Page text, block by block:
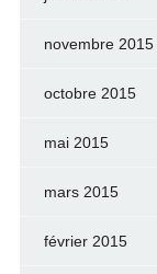
novembre 2015
octobre 2015
mai 2015
mars 2015
février 2015